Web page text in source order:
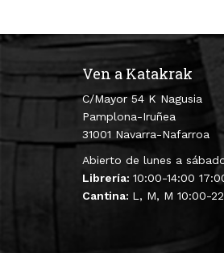
Ven a Katakrak
C/Mayor 54 K Nagusia
Pamplona-Iruñea
31001 Navarra-Nafarroa
Abierto de lunes a
Librería: 10:00-14:00
Cantina: L, M, M 10:00-